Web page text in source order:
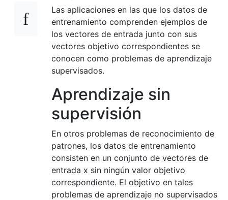
Las aplicaciones en las que los datos de
entrenamiento comprenden ejemplos de
los vectores de entrada junto con sus
vectores objetivo correspondientes se
conocen como problemas de aprendizaje
supervisados.
Aprendizaje sin
supervisión
En otros problemas de reconocimiento de
patrones, los datos de entrenamiento
consisten en un conjunto de vectores de
entrada x sin ningún valor objetivo
correspondiente. El objetivo en tales
problemas de aprendizaje no supervisados ​​